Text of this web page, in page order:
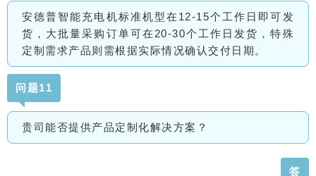
安德普智能充电机标准机型在12-15个工作日即可发
货，大批量采购订单可在20-30个工作日发货，特殊
定制需求产品则需根据实际情况确认交付日期。
问题11
贵司能否提供产品定制化解决方案？
答